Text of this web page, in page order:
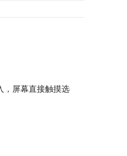
，屏幕直接触摸选